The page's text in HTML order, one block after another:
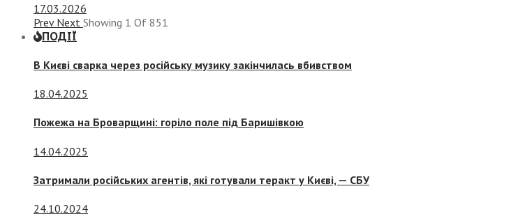
17.03.2026
Prev Next Showing 1 Of 851
ПОДІЇ
В Києві сварка через російську музику закінчилась вбивством
18.04.2025
Пожежа на Броварщині: горіло поле під Баришівкою
14.04.2025
Затримали російських агентів, які готували теракт у Києві, — СБУ
24.10.2024